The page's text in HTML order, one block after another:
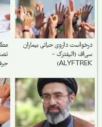
داروی حیاتی بیماران
(الیفترک -
مطالبه
تصفیه
حرفه‌ای